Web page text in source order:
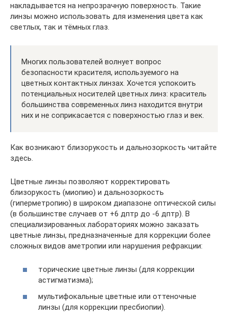
накладывается на непрозрачную поверхность. Такие
линзы можно использовать для изменения цвета как
светлых, так и тёмных глаз.
Многих пользователей волнует вопрос
безопасности красителя, используемого на
цветных контактных линзах. Хочется успокоить
потенциальных носителей цветных линз: краситель
большинства современных линз находится внутри
них и не соприкасается с поверхностью глаз и век.
Как возникают близорукость и дальнозоркость читайте
здесь.
Цветные линзы позволяют корректировать
близорукость (миопию) и дальнозоркость
(гиперметропию) в широком диапазоне оптической силы
(в большинстве случаев от +6 дптр до -6 дптр). В
специализированных лабораториях можно заказать
цветные линзы, предназначенные для коррекции более
сложных видов аметропии или нарушения рефракции:
торические цветные линзы (для коррекции
астигматизма);
мультифокальные цветные или оттеночные
линзы (для коррекции пресбиопии).